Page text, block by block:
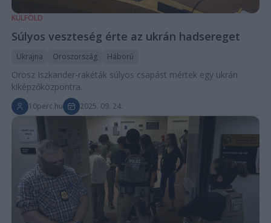
KÜLFÖLD
Súlyos veszteség érte az ukrán hadsereget
Ukrajna Oroszország Háború
Orosz Iszkander-rakéták súlyos csapást mértek egy ukrán
kiképzőközpontra.
10perc.hu 2025. 09. 24.